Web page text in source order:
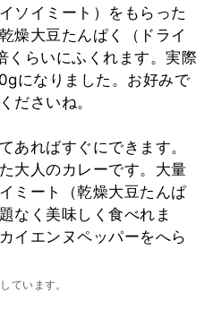
ソイミート）をもらった
燥大豆たんぱく（ドライ
くらいにふくれます。実際
になりました。お好みで
ださいね。
あればすぐにできます。
大人のカレーです。大量
ミート（乾燥大豆たんぱ
なく美味しく食べれま
イエンヌペッパーをへら
ています。